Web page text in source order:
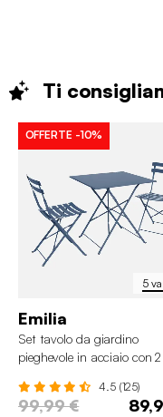
Ti
5
OFFERTE -10%
Emilia
Set tavolo da giardino
pieghevole in acciaio con 2
4.5 (125)
99,99 €